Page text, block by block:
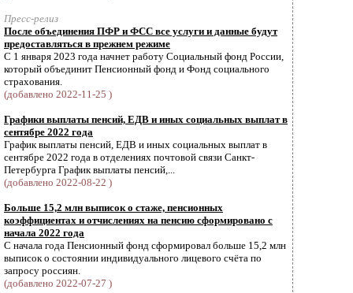
Пресс-релиз
После объединения ПФР и ФСС все услуги и данные будут
предоставляться в прежнем режиме
С 1 января 2023 года начнет работу Социальный фонд России,
который объединит Пенсионный фонд и Фонд социального
страхования.
(добавлено 2022-11-25 )
Графики выплаты пенсий, ЕДВ и иных социальных выплат в
сентябре 2022 года
График выплаты пенсий, ЕДВ и иных социальных выплат в
сентябре 2022 года в отделениях почтовой связи Санкт-
Петербурга График выплаты пенсий,...
(добавлено 2022-08-22 )
Больше 15,2 млн выписок о стаже, пенсионных
коэффициентах и отчислениях на пенсию сформировано с
начала 2022 года
С начала года Пенсионный фонд сформировал больше 15,2 млн
выписок о состоянии индивидуального лицевого счёта по
запросу россиян.
(добавлено 2022-07-27 )